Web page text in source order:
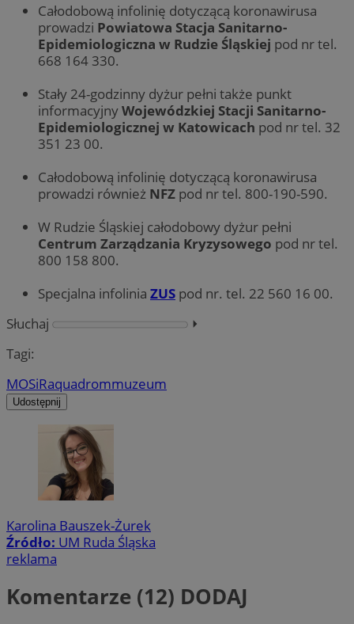
Całodobową infolinię dotyczącą koronawirusa
prowadzi Powiatowa Stacja Sanitarno-
Epidemiologiczna w Rudzie Śląskiej pod nr tel.
668 164 330.
Stały 24-godzinny dyżur pełni także punkt
informacyjnyWojewódzkiej Stacji Sanitarno-
Epidemiologicznej w Katowicach pod nr tel. 32
351 23 00.
Całodobową infolinię dotyczącą koronawirusa
prowadzi również NFZ pod nr tel. 800-190-590.
W Rudzie Śląskiej całodobowy dyżur pełni
Centrum Zarządzania Kryzysowego pod nr tel.
800 158 800.
Specjalna infolinia ZUS pod nr. tel. 22 560 16 00.
Słuchaj
⏵︎
Tagi:
MOSiRaquadrommuzeum
Udostępnij
Karolina Bauszek-Żurek
Źródło: UM Ruda Śląska
reklama
Komentarze (12) DODAJ